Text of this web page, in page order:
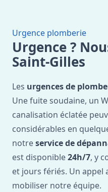
Urgence plomberie
Urgence ?
Saint-Gilles
Les urgences de
Une fuite soudaine, un
canalisation éclatée
considérables en
notreservice de
est disponible24h/7, y
et jours fériés. Un appel
mobiliser notre équipe.